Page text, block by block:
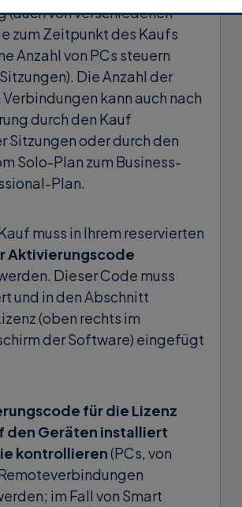
(auch von verschiedenen
zum Zeitpunkt des Kaufs
Anzahl von PCs steuern
Die Anzahl der
kann auch nach
durch den Kauf
Sitzungen oder durch den
Solo-Plan zum Business-
Plan.
muss in Ihrem reservierten
Aktivierungscode
Dieser Code muss
und in den Abschnitt
(oben rechts im
der Software) eingefügt
für die Lizenz
den Geräten installiert
kontrollieren(PCs, von
im Fall von Smart